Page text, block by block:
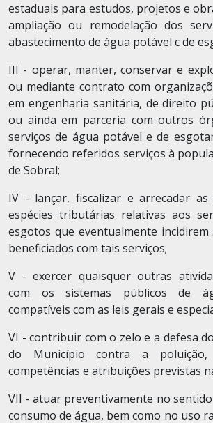
estaduais para estudos, projetos e
ampliação ou remodelação dos
abastecimento de água potável c de
III - operar, manter, conservar e
ou mediante contrato com
em engenharia sanitária, de direito
ou ainda em parceria com outros
serviços de água potável e de
fornecendo referidos serviços à
de Sobral;
IV - lançar, fiscalizar e arrecadar
espécies tributárias relativas aos
esgotos que eventualmente
beneficiados com tais serviços;
V - exercer quaisquer outras
com os sistemas públicos de
compatíveis com as leis gerais e
VI - contribuir com o zelo e a defesa
do Município contra a poluição,
competências e atribuições previstas
VII - atuar preventivamente no
consumo de água, bem como no uso